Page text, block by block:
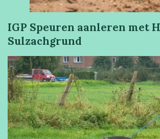
IGP Speuren aanleren met
Sulzachgrund